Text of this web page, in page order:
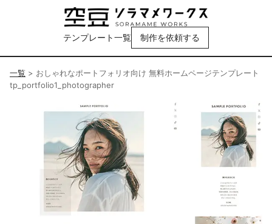
テンプレート一覧 制作を依頼する
一覧 > おしゃれなポートフォリオ向け 無料ホームページテンプレート
tp_portfolio1_photographer